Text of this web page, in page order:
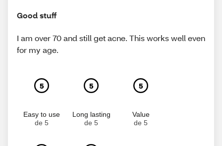
Good stuff
I am over 70 and still get acne. This works well even
for my age.
5
Easy to use
de 5
5
Long lasting
de 5
5
Value
de 5